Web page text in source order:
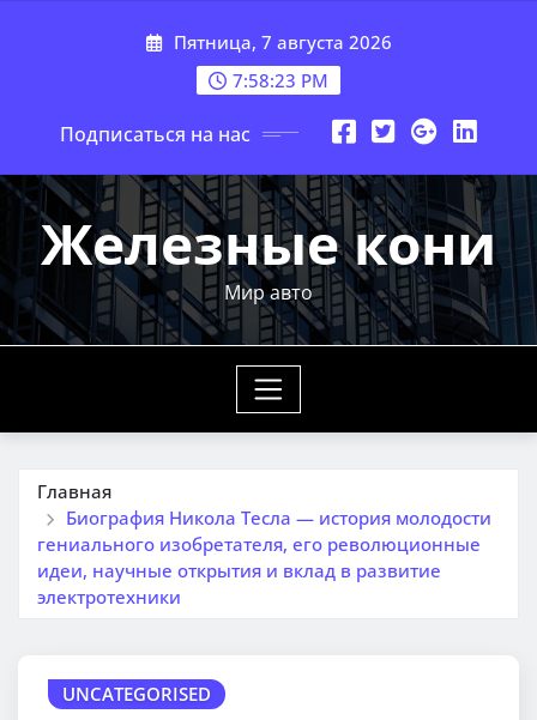
Пятница, 7 августа 2026
7:58:24 PM
Подписаться на нас
Железные кони
Мир авто
Главная
Биография Никола Тесла — история молодости
гениального изобретателя, его революционные
идеи, научные открытия и вклад в развитие
электротехники
UNCATEGORISED